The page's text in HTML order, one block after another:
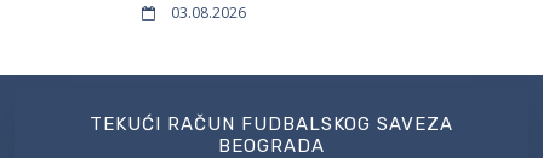
03.08.2026
TEKUĆI RAČUN FUDBALSKOG SAVEZA
BEOGRADA